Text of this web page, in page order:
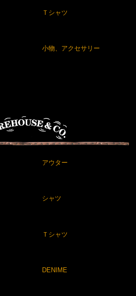
Ｔシャツ
小物、アクセサリー
アウター
シャツ
Ｔシャツ
DENIME